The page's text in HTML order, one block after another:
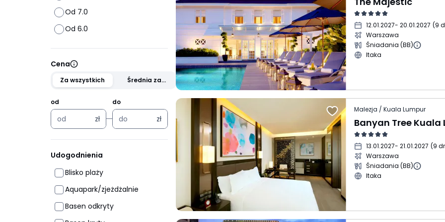
Od 7.0
Od 6.0
Cena
Za wszystkich
Średnia za
od
zł
do
zł
Udogodnienia
Blisko plaży
Aquapark/zjeżdżalnie
Basen odkryty
12.01.2027- 20.01.2027 (9
Warszawa
Śniadania (BB)
Itaka
Malezja / Kuala Lumpur
Banyan Tree Kuala
13.01.2027- 21.01.2027 (9
Warszawa
Śniadania (BB)
Itaka